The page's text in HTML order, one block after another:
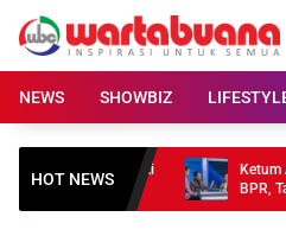
content
NEWS
SHOWBIZ
HOT NEWS
Summer Puncaki
Ketum
BPR, Tapi